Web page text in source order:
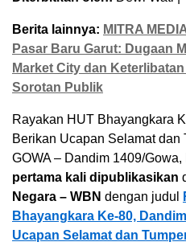
Berita lainnya: MITRA
Pasar Baru Garut: Dugaan
Market City dan
Sorotan Publik
Rayakan HUT Bhayangkara
Berikan Ucapan Selamat
GOWA – Dandim 1409/
pertama kali dipublikasikan
Negara – WBN dengan judul
Bhayangkara Ke-80,
Ucapan Selamat dan